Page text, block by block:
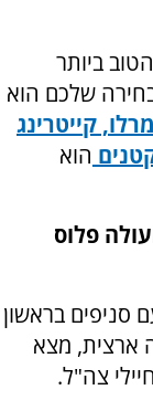
ביותר
שלכם הוא
מרלו, קייטרינג
הוא
פלוס
סניפים בראשון
ארצית, מצא
צה"ל.